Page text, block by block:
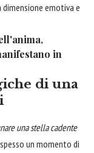
dimensione emotiva e
in
di una
una stella cadente
un momento di